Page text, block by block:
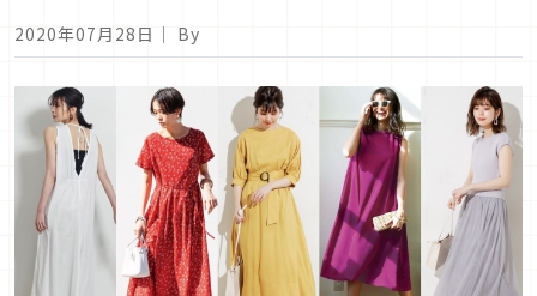
2020年07月28日 ｜ By